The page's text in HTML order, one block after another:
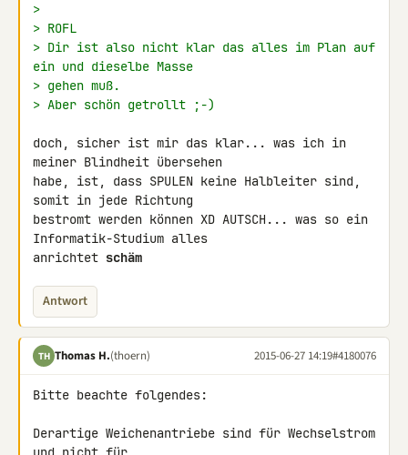
>
> ROFL
> Dir ist also nicht klar das alles im Plan auf
ein und dieselbe Masse
> gehen muß.
> Aber schön getrollt ;-)
doch, sicher ist mir das klar... was ich in
meiner Blindheit übersehen
habe, ist, dass SPULEN keine Halbleiter sind,
somit in jede Richtung
bestromt werden können XD AUTSCH... was so ein
Informatik-Studium alles
anrichtet schäm
Antwort
TH Thomas H.(thoern) 2015-06-27 14:19#4180076
Bitte beachte folgendes:
Derartige Weichenantriebe sind für Wechselstrom